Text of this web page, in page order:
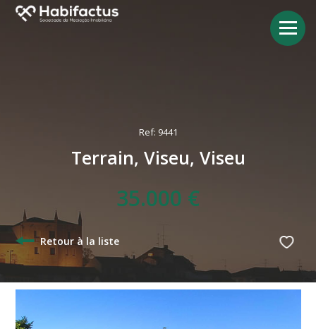
Ref: 9441
Terrain, Viseu, Viseu
35.000 €
Retour à la liste